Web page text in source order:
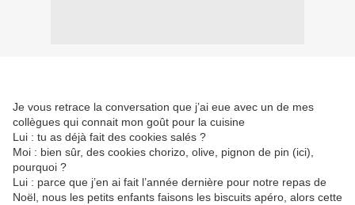
Je vous retrace la conversation que j’ai eue avec un de mes
collègues qui connait mon goût pour la cuisine
Lui : tu as déjà fait des cookies salés ?
Moi : bien sûr, des cookies chorizo, olive, pignon de pin (ici),
pourquoi ?
Lui : parce que j’en ai fait l’année dernière pour notre repas de
Noël, nous les petits enfants faisons les biscuits apéro, alors cette